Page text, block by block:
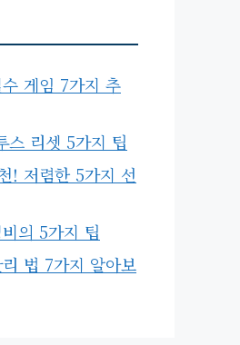
게임 7가지 추
스 리셋 5가지 팁
! 저렴한 5가지 선
의 5가지 팁
법 7가지 알아보